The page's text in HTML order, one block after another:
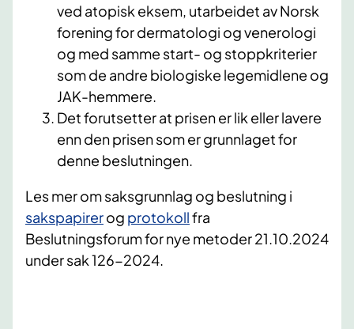
ved atopisk eksem, utarbeidet av Norsk
forening for dermatologi og venerologi
og med samme start- og stoppkriterier
som de andre biologiske legemidlene og
JAK-hemmere.
Det forutsetter at prisen er lik eller lavere
enn den prisen som er grunnlaget for
denne beslutningen.
Les mer om saksgrunnlag og beslutning i
sakspapirerog protokollfra
Beslutningsforum for nye metoder 21.10.2024
under sak 126-2024.